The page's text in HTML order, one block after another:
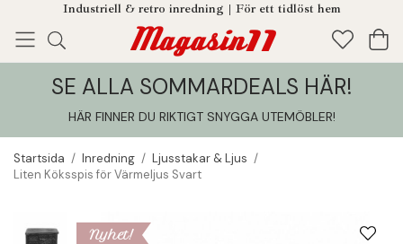
Industriell & retro inredning | För ett tidlöst hem
Enjoy! Tillagt i din varukorg
SE ALLA SOMMARDEALS HÄR!
HÄR FINNER DU RIKTIGT SNYGGA UTEMÖBLER!
Startsida / Inredning / Ljusstakar & Ljus /
Liten Köksspis för Värmeljus Svart
Nyhet!